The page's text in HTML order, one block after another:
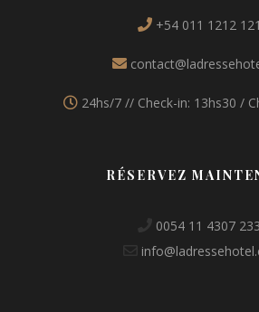
+54 011 1212
24hs/7 // Check-in: 13hs30 /
RÉSERVEZ
0054 11 4307